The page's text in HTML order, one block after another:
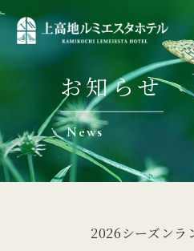
お知らせ
News
2026シーズンラ